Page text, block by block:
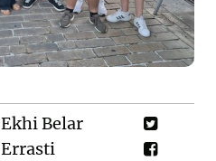
Ekhi Belar
Errasti